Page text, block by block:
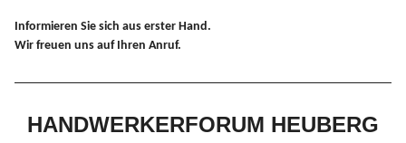
Informieren Sie sich aus erster Hand.
Wir freuen uns auf Ihren Anruf.
HANDWERKERFORUM HEUBERG